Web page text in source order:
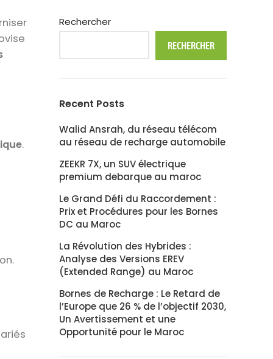
.
Rechercher
RECHERCHER
Recent Posts
Walid Ansrah, du réseau télécom
au réseau de recharge automobile
ZEEKR 7X, un SUV électrique
premium debarque au maroc
Le Grand Défi du Raccordement :
Prix et Procédures pour les Bornes
DC au Maroc
La Révolution des Hybrides :
Analyse des Versions EREV
(Extended Range) au Maroc
Bornes de Recharge : Le Retard de
l’Europe que 26 % de l’objectif 2030,
Un Avertissement et une
Opportunité pour le Maroc